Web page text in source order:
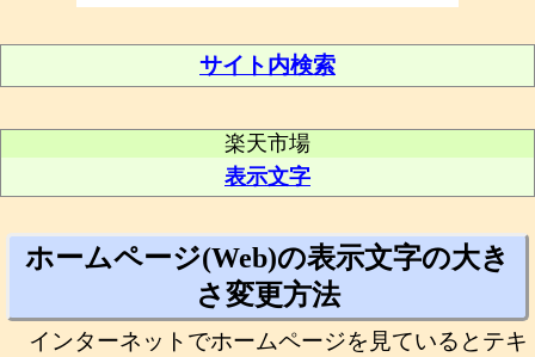
サイト内検索
楽天市場
表示文字
ホームページ(Web)の表示文字の大き
さ変更方法
インターネットでホームページを見ているとテキ